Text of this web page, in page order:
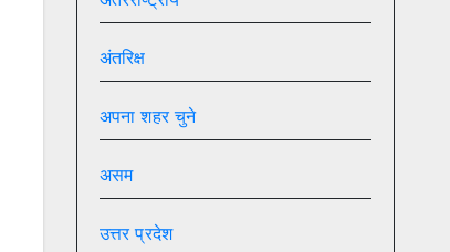
अंतरिक्ष
अपना शहर चुने
असम
उत्तर प्रदेश